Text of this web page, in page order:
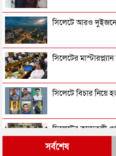
সিলেটে আরও
সিলেটের
সিলেটে বিচার নিয়ে
সিলেটের কদমতলী
সর্বশেষ